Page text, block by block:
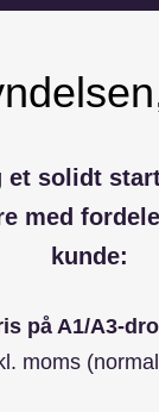
solidt
med
kunde:
på A1/A3-
moms